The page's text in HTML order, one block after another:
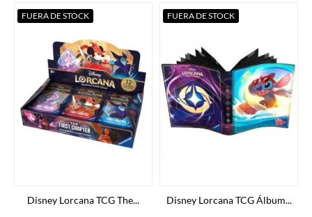
Disney Lorcana TCG The...
FUERA DE STOCK
Disney Lorcana TCG Álbum...
FUERA DE STOCK